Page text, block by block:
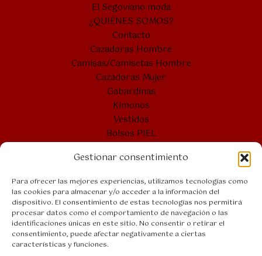
Gestionar consentimiento
Para ofrecer las mejores experiencias, utilizamos tecnologías como
las cookies para almacenar y/o acceder a la información del
dispositivo. El consentimiento de estas tecnologías nos permitirá
procesar datos como el comportamiento de navegación o las
identificaciones únicas en este sitio. No consentir o retirar el
consentimiento, puede afectar negativamente a ciertas
características y funciones.
El Segoviano moda
¿QUIÉNES SOMOS?
Contacto
Cazadoras Hombre
Camisas/Camisetas Hombre
Cazadoras Mujer
Gabardinas
Kimonos
Vestidos
Bolsos PIEL
Bolsones
Bolsos VERANO
Bolsos PIEL
Aviso legal
Accesibilidad